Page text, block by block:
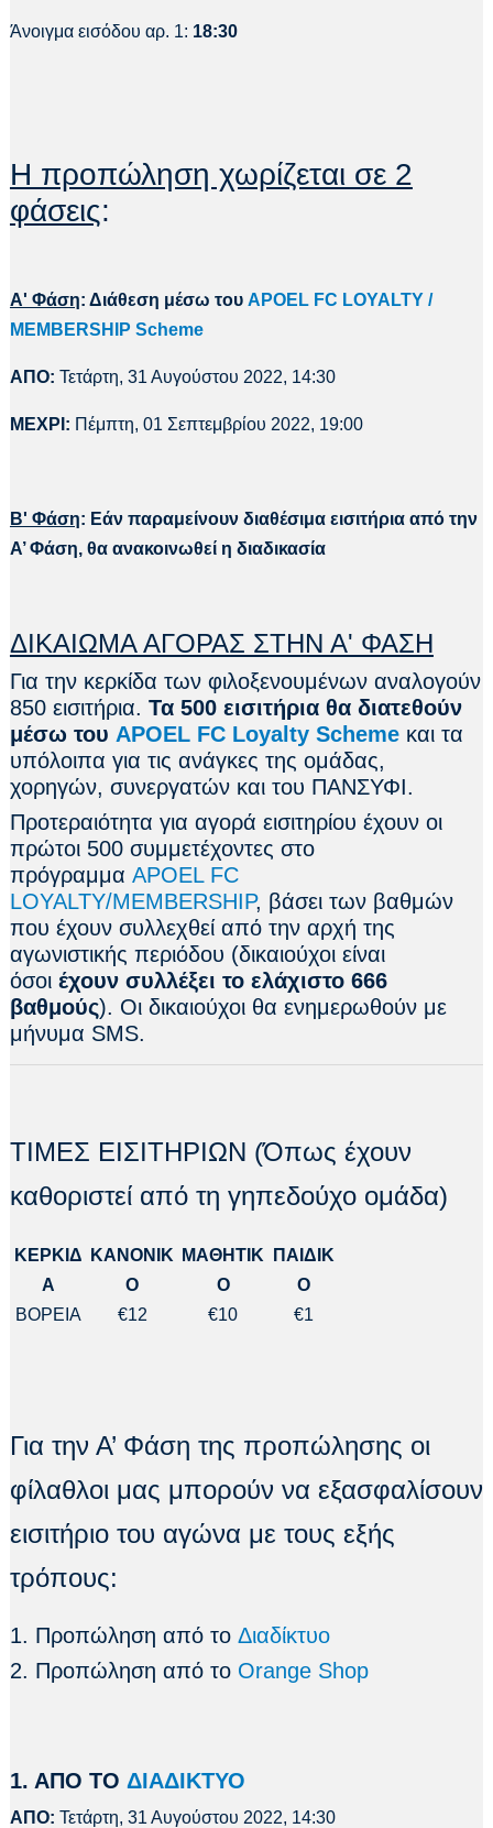
Άνοιγμα εισόδου αρ. 1: 18:30
Η προπώληση χωρίζεται σε 2
φάσεις:
Α' Φάση: Διάθεση μέσω του APOEL FC LOYALTY /
MEMBERSHIP Scheme
ΑΠΟ: Τετάρτη, 31 Αυγούστου 2022, 14:30
ΜΕΧΡΙ: Πέμπτη, 01 Σεπτεμβρίου 2022, 19:00
Β' Φάση: Εάν παραμείνουν διαθέσιμα εισιτήρια από την
Α’ Φάση, θα ανακοινωθεί η διαδικασία
ΔΙΚΑΙΩΜΑ ΑΓΟΡΑΣ ΣΤΗΝ Α' ΦΑΣΗ
Για την κερκίδα των φιλοξενουμένων αναλογούν
850 εισιτήρια. Τα 500 εισιτήρια θα διατεθούν
μέσω του APOEL FC Loyalty Schemeκαι τα
υπόλοιπα για τις ανάγκες της ομάδας,
χορηγών, συνεργατών και του ΠΑΝΣΥΦΙ.
Προτεραιότητα για αγορά εισιτηρίου έχουν οι
πρώτοι 500 συμμετέχοντες στο
πρόγραμμα APOEL FC
LOYALTY/MEMBERSHIP, βάσει των βαθμών
που έχουν συλλεχθεί από την αρχή της
αγωνιστικής περιόδου (δικαιούχοι είναι
όσοι έχουν συλλέξει το ελάχιστο 666
βαθμούς). Οι δικαιούχοι θα ενημερωθούν με
μήνυμα SMS.
ΤΙΜΕΣ ΕΙΣΙΤΗΡΙΩΝ (Όπως έχουν
καθοριστεί από τη γηπεδούχο ομάδα)
ΚΕΡΚΙΔ
Α
ΚΑΝΟΝΙΚ
Ο
ΜΑΘΗΤΙΚ
Ο
ΠΑΙΔΙΚ
Ο
ΒΟΡΕΙΑ
€12 €10 €1
Για την Α’ Φάση της προπώλησης οι
φίλαθλοι μας μπορούν να εξασφαλίσουν
εισιτήριο του αγώνα με τους εξής
τρόπους:
1. Προπώληση από το Διαδίκτυο
2. Προπώληση από το Orange Shop
1. ΑΠΟ ΤΟ ΔΙΑΔΙΚΤΥΟ
ΑΠΟ: Τετάρτη, 31 Αυγούστου 2022, 14:30